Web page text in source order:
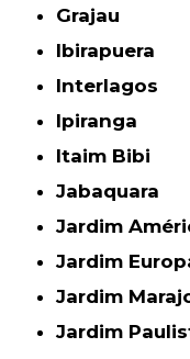
Grajau
Ibirapuera
Interlagos
Ipiranga
Itaim Bibi
Jabaquara
Jardim
Jardim
Jardim
Jardim